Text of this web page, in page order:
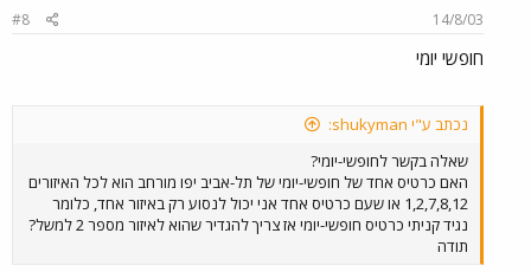
14/8/03
#8
חופשי יומי
נכתב ע"י shukyman:
שאלה בקשר לחופשי-יומי?
האם כרטיס אחד של חופשי-יומי של תל-אביב יפו מורחב הוא לכל האיזורים
1,2,7,8,12 או שעם כרטיס אחד אני יכול לנסוע רק באיזור אחד, כלומר
נגיד קניתי כרטיס חופשי-יומי אז צריך להגדיר שהוא לאיזור מספר 2 למשל?
תודה